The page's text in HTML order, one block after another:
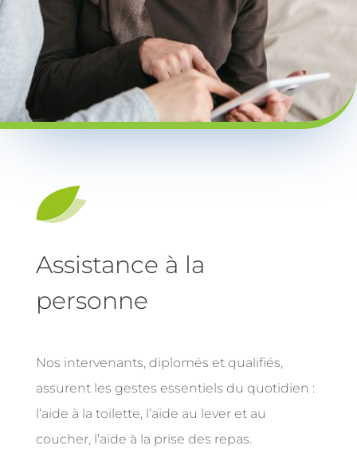
Assistance à la
personne
Nos intervenants, diplomés et qualifiés,
assurent les gestes essentiels du quotidien :
l’aide à la toilette, l’aide au lever et au
coucher, l’aide à la prise des repas.